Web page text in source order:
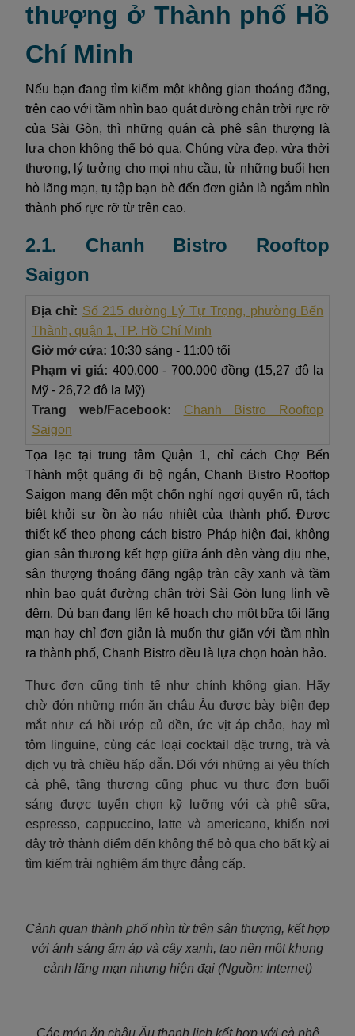
thượng ở Thành phố Hồ
Chí Minh
Nếu bạn đang tìm kiếm một không gian thoáng đãng,
trên cao với tầm nhìn bao quát đường chân trời rực rỡ
của Sài Gòn, thì những quán cà phê sân thượng là
lựa chọn không thể bỏ qua. Chúng vừa đẹp, vừa thời
thượng, lý tưởng cho mọi nhu cầu, từ những buổi hẹn
hò lãng mạn, tụ tập bạn bè đến đơn giản là ngắm nhìn
thành phố rực rỡ từ trên cao.
2.1. Chanh Bistro Rooftop
Saigon
Địa chỉ: Số 215 đường Lý Tự Trọng, phường Bến
Thành, quận 1, TP. Hồ Chí Minh
Giờ mở cửa: 10:30 sáng - 11:00 tối
Phạm vi giá: 400.000 - 700.000 đồng (15,27 đô la
Mỹ - 26,72 đô la Mỹ)
Trang web/Facebook: Chanh Bistro Rooftop
Saigon
Tọa lạc tại trung tâm Quận 1, chỉ cách Chợ Bến
Thành một quãng đi bộ ngắn, Chanh Bistro Rooftop
Saigon mang đến một chốn nghỉ ngơi quyến rũ, tách
biệt khỏi sự ồn ào náo nhiệt của thành phố. Được
thiết kế theo phong cách bistro Pháp hiện đại, không
gian sân thượng kết hợp giữa ánh đèn vàng dịu nhẹ,
sân thượng thoáng đãng ngập tràn cây xanh và tầm
nhìn bao quát đường chân trời Sài Gòn lung linh về
đêm. Dù bạn đang lên kế hoạch cho một bữa tối lãng
mạn hay chỉ đơn giản là muốn thư giãn với tầm nhìn
ra thành phố, Chanh Bistro đều là lựa chọn hoàn hảo.
Thực đơn cũng tinh tế như chính không gian. Hãy
chờ đón những món ăn châu Âu được bày biện đẹp
mắt như cá hồi ướp củ dền, ức vịt áp chảo, hay mì
tôm linguine, cùng các loại cocktail đặc trưng, trà và
dịch vụ trà chiều hấp dẫn. Đối với những ai yêu thích
cà phê, tầng thượng cũng phục vụ thực đơn buổi
sáng được tuyển chọn kỹ lưỡng với cà phê sữa,
espresso, cappuccino, latte và americano, khiến nơi
đây trở thành điểm đến không thể bỏ qua cho bất kỳ ai
tìm kiếm trải nghiệm ẩm thực đẳng cấp.
Cảnh quan thành phố nhìn từ trên sân thượng, kết hợp
với ánh sáng ấm áp và cây xanh, tạo nên một khung
cảnh lãng mạn nhưng hiện đại (Nguồn: Internet)
Các món ăn châu Âu thanh lịch kết hợp với cà phê